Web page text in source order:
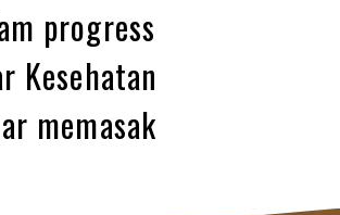
progress
Kesehatan
memasak